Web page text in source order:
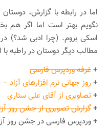
اما در رابطه با گزارش،
نگویم بهتر است اما اگر هم
اسکی بروم. (چرا ادبی شد؟)
مطالب دیگر دوستان در راطبه با
+غرفه وردپرس فارسی
+ روز جهانی نرم افزارهای آزاد – دوشنبه ۱۹
+تصاویری از آقای علی ستاری
+گزارش تصویری از جشن روز
+ وردپرس فارسی در جشن روز